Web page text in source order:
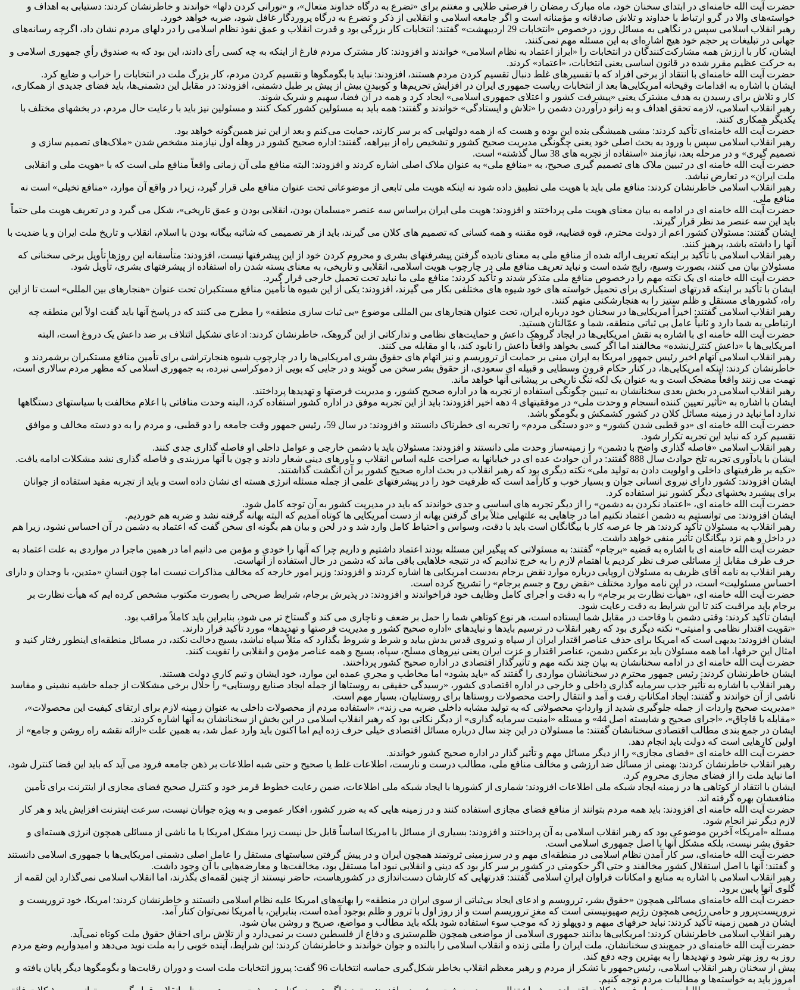
حضرت آیت الله خامنه‌ای در ابتدای سخنان خود، ماه مبارک رمضان را فرصتی طلایی و مغتنم برای «تضرع به درگاه خداوند متعال»، و «نورانی کردن دلها» خواندند و خاطرنشان کردند: دستیابی به اهداف و
خواسته‌های والا در گرو ارتباط با خداوند و تلاش صادقانه و مؤمنانه است و اگر جامعه اسلامی و انقلابی از ذکر و تضرع به درگاه پروردگار غافل شود، ضربه خواهد خورد.
رهبر انقلاب اسلامی سپس در نگاهی به مسائل روز، درخصوص «انتخابات 29 اردیبهشت» گفتند: انتخابات کار بزرگی بود و قدرت انقلاب و عمق نفوذ نظام اسلامی را در دلهای مردم نشان داد، اگرچه رسانه‌های
جهانی در تبلیغات پر حجم خود هیچ اشاره‌ای به این مسئله مهم نمی‌کنند.
ایشان، کار با ارزش همه مشارکت‌کنندگان در انتخابات را «ابراز اعتماد به نظام اسلامی» خواندند و افزودند: کار مشترک مردم فارغ از اینکه به چه کسی رأی دادند، این بود که به صندوق رأیِ جمهوری اسلامی و
به حرکت عظیم مقرر شده در قانون اساسی یعنی انتخابات، «اعتماد» کردند.
حضرت آیت الله خامنه‌ای با انتقاد از برخی افراد که با تفسیرهای غلط دنبال تقسیم کردن مردم هستند، افزودند: نباید با بگومگوها و تقسیم کردن مردم، کار بزرگ ملت در انتخابات را خراب و ضایع کرد.
ایشان با اشاره به اقدامات وقیحانه امریکایی‌ها بعد از انتخابات ریاست جمهوری ایران در افزایش تحریم‌ها و کوبیدنِ بیش از پیش بر طبل دشمنی، افزودند: در مقابل این دشمنی‌ها، باید فضای جدیدی از همکاری،
کار و تلاش برای رسیدن به هدف مشترک یعنی «پیشرفت کشور و اعتلای جمهوری اسلامی» ایجاد کرد و همه در آن فضا، سهیم و شریک شوند.
رهبر انقلاب اسلامی، لازمه تحقق اهداف و به زانو درآوردن دشمن را «تلاش و ایستادگی» خواندند و گفتند: همه باید به مسئولین کشور کمک کنند و مسئولین نیز باید با رعایت حال مردم، در بخشهای مختلف با
یکدیگر همکاری کنند.
حضرت آیت الله خامنه‌ای تأکید کردند: مشی همیشگی بنده این بوده و هست که از همه دولتهایی که بر سر کارند، حمایت می‌کنم و بعد از این نیز همین‌گونه خواهد بود.
رهبر انقلاب اسلامی سپس با ورود به بحث اصلی خود یعنی چگونگی مدیریت صحیح کشور و تشخیص راه از بیراهه، گفتند: اداره صحیح کشور در وهله اول نیازمند مشخص شدن «ملاک‌های تصمیم سازی و
تصمیم گیری» و در مرحله بعد، نیازمند «استفاده از تجربه های 38 سال گذشته» است.
حضرت آیت الله خامنه ای در تبیین ملاک های تصمیم گیری صحیح، به «منافع ملی» به عنوان ملاک اصلی اشاره کردند و افزودند: البته منافع ملی آن زمانی واقعاً منافع ملی است که با «هویت ملی و انقلابی
ملت ایران» در تعارض نباشد.
رهبر انقلاب اسلامی خاطرنشان کردند: منافع ملی باید با هویت ملی تطبیق داده شود نه اینکه هویت ملی تابعی از موضوعاتی تحت عنوان منافع ملی قرار گیرد، زیرا در واقع آن موارد، «منافع تخیلی» است نه
منافع ملی.
حضرت آیت الله خامنه ای در ادامه به بیان معنای هویت ملی پرداختند و افزودند: هویت ملی ایران براساس سه عنصر «مسلمان بودن، انقلابی بودن و عمق تاریخی»، شکل می گیرد و در تعریف هویت ملی حتماً
باید این سه عنصر مد نظر قرار گیرند.
ایشان گفتند: مسئولان کشور اعم از دولت محترم، قوه قضاییه، قوه مقننه و همه کسانی که تصمیم های کلان می گیرند، باید از هر تصمیمی که شائبه بیگانه بودن با اسلام، انقلاب و تاریخ ملت ایران و یا ضدیت با
آنها را داشته باشد، پرهیز کنند.
رهبر انقلاب اسلامی با تأکید بر اینکه تعریف ارائه شده از منافع ملی به معنای نادیده گرفتن پیشرفتهای بشری و محروم کردن خود از این پیشرفتها نیست، افزودند: متأسفانه این روزها تأویل برخی سخنانی که
مسئولان بیان می کنند، بصورت وسیع، رایج شده است و نباید تعریف منافع ملی در چارچوب هویت اسلامی، انقلابی و تاریخی، به معنای بسته شدن راه استفاده از پیشرفتهای بشری، تأویل شود.
حضرت آیت الله خامنه ای یک نکته مهم را درخصوص منافع ملی متذکر شدند و تأکید کردند: منافع ملی ما نباید تحت تحمیل خارجی قرار گیرد.
ایشان با تأکید بر اینکه قدرتهای استکباری برای تحمیل خواسته های خود شیوه های مختلفی بکار می گیرند، افزودند: یکی از این شیوه ها تأمین منافع مستکبران تحت عنوان «هنجارهای بین المللی» است تا از این
راه، کشورهای مستقل و ظلم ستیز را به هنجارشکنی متهم کنند.
رهبر انقلاب اسلامی گفتند: اخیراً امریکایی‌ها در سخنان خود درباره ایران، تحت عنوان هنجارهای بین المللی موضوع «بی ثبات سازی منطقه» را مطرح می کنند که در پاسخ آنها باید گفت اولاً این منطقه چه
ارتباطی به شما دارد و ثانیاً عامل بی ثباتی منطقه، شما و عمّالتان هستید.
حضرت آیت الله خامنه ای با اشاره به نقش امریکایی‌ها در ایجاد گروهک داعش و حمایت‌های نظامی و تدارکاتی از این گروهک، خاطرنشان کردند: ادعای تشکیل ائتلاف بر ضد داعش یک دروغ است، البته
امریکایی‌ها با «داعشِ کنترل‌نشده» مخالفند اما اگر کسی بخواهد واقعاً داعش را نابود کند، با او مقابله می کنند.
رهبر انقلاب اسلامی اتهام اخیر رئیس جمهور امریکا به ایران مبنی بر حمایت از تروریسم و نیز اتهام های حقوق بشری امریکایی‌ها را در چارچوب شیوه هنجارتراشی برای تأمین منافع مستکبران برشمردند و
خاطرنشان کردند: اینکه امریکایی‌ها، در کنار حکام قرون وسطایی و قبیله ای سعودی، از حقوق بشر سخن می گویند و در جایی که بویی از دموکراسی نبرده، به جمهوری اسلامی که مظهر مردم سالاری است،
تهمت می زنند واقعاً مضحک است و به عنوان یک لکه ننگ تاریخی بر پیشانی آنها خواهد ماند.
رهبر انقلاب اسلامی در بخش بعدی سخنانشان به تبیین چگونگی استفاده از تجربه ها در اداره صحیح کشور، و مدیریت فرصتها و تهدیدها پرداختند.
ایشان با اشاره به «تأثیر تعیین کننده انسجام و وحدت ملی» در موفقیتهای 4 دهه اخیر افزودند: باید از این تجربه موفق در اداره کشور استفاده کرد، البته وحدت منافاتی با اعلام مخالفت با سیاستهای دستگاهها
ندارد اما نباید در زمینه مسائل کلان در کشور کشمکش و بگومگو باشد.
حضرت آیت الله خامنه ای «دو قطبی شدن کشور» و «دو دستگی مردم» را تجربه ای خطرناک دانستند و افزودند: در سال 59، رئیس جمهور وقت جامعه را دو قطبی، و مردم را به دو دسته مخالف و موافق
تقسیم کرد که نباید این تجربه تکرار شود.
رهبر انقلاب اسلامی «فاصله گذاری واضح با دشمن» را زمینه‌ساز وحدت ملی دانستند و افزودند: مسئولان باید با دشمن خارجی و عوامل داخلی او فاصله گذاری جدی کنند.
ایشان با یادآوری تجربه تلخ حوادث سال 888 گفتند: در آن حوادث عده ای در خیابانها به صراحت علیه اساس انقلاب و باورهای دینی شعار دادند و چون با آنها مرزبندی و فاصله گذاری نشد مشکلات ادامه یافت.
«تکیه بر ظرفیتهای داخلی و اولویت دادن به تولید ملی» نکته دیگری بود که رهبر انقلاب در بحث اداره صحیح کشور بر آن انگشت گذاشتند.
ایشان افزودند: کشور دارای نیروی انسانی جوان و بسیار خوب و کارآمد است که ظرفیت خود را در پیشرفتهای علمی از جمله مسئله انرژی هسته ای نشان داده است و باید از تجربه مفید استفاده از جوانان
برای پیشبرد بخشهای دیگر کشور نیز استفاده کرد.
حضرت آیت الله خامنه ای، «اعتماد نکردن به دشمن» را از دیگر تجربه های اساسی و جدی خواندند که باید در مدیریت کشور به آن توجه کامل شود.
ایشان افزودند: می توانستیم به دشمن اعتماد نکنیم اما در جاهایی به علتهایی مثلاً برای گرفتن بهانه از دست آمریکایی ها کوتاه آمدیم که البته بهانه گرفته نشد و ضربه هم خوردیم.
رهبر انقلاب به مسئولان تأکید کردند: هر جا عرصه کار با بیگانگان است باید با دقت، وسواس و احتیاط کامل وارد شد و در لحن و بیان هم بگونه ای سخن گفت که اعتماد به دشمن در آن احساس نشود، زیرا هم
در داخل و هم نزد بیگانگان تأثیر منفی خواهد داشت.
حضرت آیت الله خامنه ای با اشاره به قضیه «برجام» گفتند: به مسئولانی که پیگیر این مسئله بودند اعتماد داشتیم و داریم چرا که آنها را خودی و مؤمن می دانیم اما در همین ماجرا در مواردی به علت اعتماد به
حرف طرف مقابل از مسائلی صرف نظر کردیم یا اهتمام لازم را به خرج ندادیم که در نتیجه خلاهایی باقی ماند که دشمن در حال استفاده از آنهاست.
رهبر انقلاب به نامه آقای ظریف به مسئولان اروپایی درباره موارد نقض برجام به‌دست امریکایی ها اشاره کردند و افزودند: وزیر امور خارجه که مخالف مذاکرات نیست اما چون انسانِ «متدین، با وجدان و دارای
احساس مسئولیت» است، در این نامه موارد مختلف «نقض روح و جسم برجام» را تشریح کرده است.
حضرت آیت الله خامنه ای، «هیأت نظارت بر برجام» را به دقت و اجرای کامل وظایف خود فراخواندند و افزودند: در پذیرش برجام، شرایط صریحی را بصورت مکتوب مشخص کرده ایم که هیأت نظارت بر
برجام باید مراقبت کند تا این شرایط به دقت رعایت شود.
ایشان تأکید کردند: وقتی دشمن با وقاحت در مقابل شما ایستاده است، هر نوع کوتاهیِ شما را حمل بر ضعف و ناچاری می کند و گستاخ تر می شود، بنابراین باید کاملاً مراقب بود.
«تقویت اقتدار نظامی و امنیتی» نکته دیگری بود که رهبر انقلاب در ترسیم بایدها و نبایدهای «اداره صحیح کشور و مدیریت فرصتها و تهدیدها» مورد تأکید قرار دارند.
ایشان افزودند: بدیهی است که امریکا برای حذف عناصر اقتدار ایران از سپاه و نیروی قدس بدش بیاید و شرط و شروط بگذارد که مثلاً سپاه نباشد، بسیج دخالت نکند، در مسائل منطقه‌ای اینطور رفتار کنید و
امثال این حرفها، اما همه مسئولان باید برعکس دشمن، عناصر اقتدار و عزت ایران یعنی نیروهای مسلح، سپاه، بسیج و همه عناصر مؤمن و انقلابی را تقویت کنند.
حضرت آیت الله خامنه ای در ادامه سخنانشان به بیان چند نکته مهم و تأثیرگذار اقتصادی در اداره صحیح کشور پرداختند.
ایشان خاطرنشان کردند: رئیس جمهور محترم در سخنانشان مواردی را گفتند که «باید بشود» اما مخاطب و مجریِ عمده این موارد، خود ایشان و تیم کاریِ دولت هستند.
رهبر انقلاب با اشاره به تأثیر جذب سرمایه گذاری داخلی و خارجی در اداره اقتصادی کشور، «رسیدگی حقیقی به روستاها از جمله ایجاد صنایع روستایی» را حلّال برخی مشکلات از جمله حاشیه نشینی و مفاسد
ناشی از آن خواندند و گفتند: ایجاد امکاناتِ رفت و آمد و انتقال راحت محصولات روستاها برای روستاییان، بسیار مهم است.
«مدیریت صحیح واردات از جمله جلوگیری شدید از وارداتِ محصولاتی که به تولید مشابه داخلی ضربه می زند»، «استفاده مردم از محصولات داخلی به عنوان زمینه لازم برای ارتقای کیفیت این محصولات»،
«مقابله با قاچاق»، «اجرای صحیح و شایسته اصل 44» و مسئله «امنیت سرمایه گذاری» از دیگر نکاتی بود که رهبر انقلاب اسلامی در این بخش از سخنانشان به آنها اشاره کردند.
ایشان در جمع بندی مطالب اقتصادی سخنانشان گفتند: ما مسئولان در این چند سال درباره مسائل اقتصادی خیلی حرف زده ایم اما اکنون باید وارد عمل شد، به همین علت «ارائه نقشه راه روشن و جامع» از
اولین کارهایی است که دولت باید انجام دهد.
حضرت آیت الله خامنه ای «فضای مجازی» را از دیگر مسائل مهم و تأثیر گذار در اداره صحیح کشور خواندند.
رهبر انقلاب خاطرنشان کردند: بهمنی از مسائل ضد ارزشی و مخالف منافع ملی، مطالب درست و نارست، اطلاعات غلط یا صحیح و حتی شبه اطلاعات بر ذهن جامعه فرود می آید که باید این فضا کنترل شود،
اما نباید ملت را از فضای مجازی محروم کرد.
ایشان با انتقاد از کوتاهی ها در زمینه ایجاد شبکه ملی اطلاعات افزودند: شماری از کشورها با ایجاد شبکه ملی اطلاعات، ضمن رعایت خطوط قرمز خود و کنترل صحیح فضای مجازی از اینترنت برای تأمین
منافعشان بهره گرفته اند.
حضرت آیت الله خامنه ای افزودند: باید همه مردم بتوانند از منافع فضای مجازی استفاده کنند و در زمینه هایی که به ضرر کشور، افکار عمومی و به ویژه جوانان نیست، سرعت اینترنت افزایش یابد و هر کار
لازم دیگر نیز انجام شود.
مسئله «امریکا» آخرین موضوعی بود که رهبر انقلاب اسلامی به آن پرداختند و افزودند: بسیاری از مسائل با امریکا اساساً قابل حل نیست زیرا مشکل امریکا با ما ناشی از مسائلی همچون انرژی هسته‌ای و
حقوق بشر نیست، بلکه مشکل آنها با اصل جمهوری اسلامی است.
حضرت آیت الله خامنه‌ای، سر کار آمدن نظام اسلامی در منطقه‌ای مهم و در سرزمینی ثروتمند همچون ایران و در پیش گرفتن سیاستهای مستقل را عامل اصلی دشمنی امریکایی‌ها با جمهوری اسلامی دانستند
و گفتند: آنها با اصل استقلال کشور مخالفند و حتی اگر حکومتی در کشور بر سر کار بود که دینی و انقلابی نبود اما مستقل بود، مخالفت‌ها و معارضه‌هایی با آن وجود داشت.
رهبر انقلاب اسلامی با اشاره به منابع و امکانات فراوان ایرانِ اسلامی گفتند: قدرتهایی که کارشان دست‌اندازی در کشورهاست، حاضر نیستند از چنین لقمه‌ای بگذرند، اما انقلاب اسلامی نمی‌گذارد این لقمه از
گلوی آنها پایین برود.
حضرت آیت الله خامنه‌ای مسائلی همچون «حقوق بشر، تررویسم و ادعای ایجاد بی‌ثباتی از سوی ایران در منطقه» را بهانه‌های امریکا علیه نظام اسلامی دانستند و خاطرنشان کردند: امریکا، خود تروریست و
تروریست‌پرور و حامی رژیمی همچون رژیم صهیونیستی است که مغزِ تروریسم است و از روز اول با ترور و ظلم بوجود آمده است، بنابراین، با امریکا نمی‌توان کنار آمد.
ایشان در همین زمینه تأکید کردند: نباید حرفهای مبهم و دوپهلو زد که موجب سوء استفاده شود بلکه باید مطالب و مواضع، صریح و روشن بیان شود.
رهبر انقلاب اسلامی خاطرنشان کردند: امریکایی‌ها بدانند جمهوری اسلامی از مواضعی همچون ظلم‌ستیزی و دفاع از فلسطین دست بر نمی‌دارد و از تلاش برای احقاق حقوق ملت کوتاه نمی‌آید.
حضرت آیت الله خامنه‌ای در جمع‌بندی سخنانشان، ملت ایران را ملتی زنده و انقلاب اسلامی را بالنده و جوان خواندند و خاطرنشان کردند: این شرایط، آینده خوبی را به ملت نوید می‌دهد و امیدواریم وضع مردم
روز به روز بهتر شود و تهدیدها را به بهترین وجه دفع کند.
پیش از سخنان رهبر انقلاب اسلامی، رئیس‌جمهور با تشکر از مردم و رهبر معظم انقلاب بخاطر شکل‌گیری حماسه انتخابات 96 گفت: پیروز انتخابات ملت است و دوران رقابت‌ها و بگومگوها دیگر پایان یافته و
امروز باید به خواسته‌ها و مطالبات مردم توجه کنیم.